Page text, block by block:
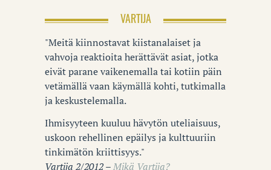
VARTIJA
"Meitä kiinnostavat kiistanalaiset ja
vahvoja reaktioita herättävät asiat, jotka
eivät parane vaikenemalla tai kotiin päin
vetämällä vaan käymällä kohti, tutkimalla
ja keskustelemalla.
Ihmisyyteen kuuluu hävytön uteliaisuus,
uskoon rehellinen epäilys ja kulttuuriin
tinkimätön kriittisyys."
Vartija 2/2012 –Mikä Vartija?